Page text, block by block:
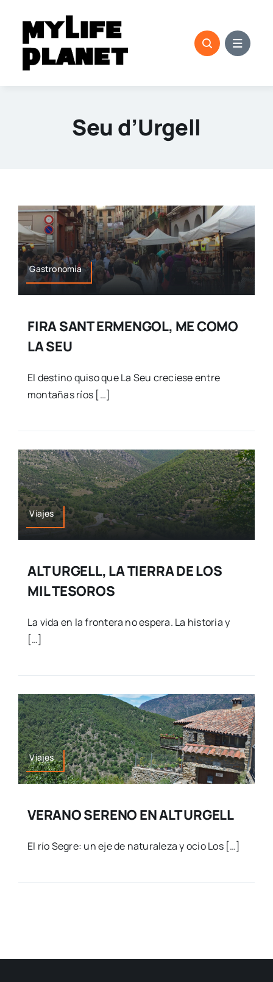
contenido
Seu d’Urgell
Gastronomía
FIRA SANT ERMENGOL, ME COMO
LA SEU
El destino quiso que La Seu creciese entre
montañas ríos […]
Viajes
ALT URGELL, LA TIERRA DE LOS
MIL TESOROS
La vida en la frontera no espera. La historia y
[…]
Viajes
VERANO SERENO EN ALT URGELL
El río Segre: un eje de naturaleza y ocio Los […]